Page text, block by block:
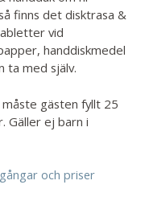
finns det disktrasa &
vid
handdiskmedel
ta med själv.
gästen fyllt 25
Gäller ej barn i
och priser